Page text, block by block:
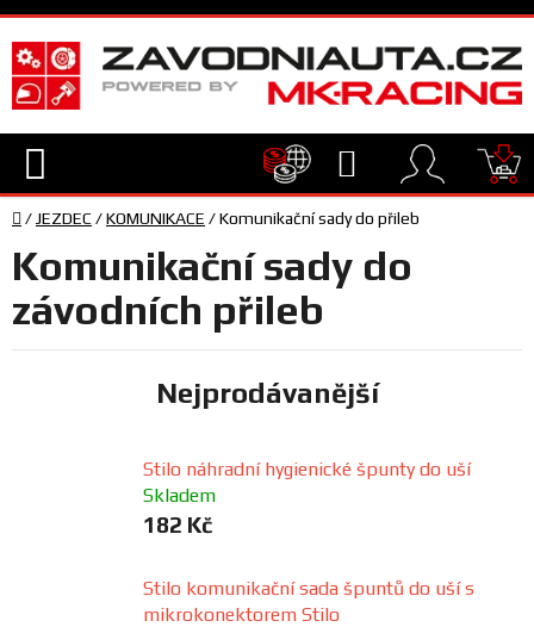
Přejít
na
obsah
Hledat
TECHNIKA
VYBAVENÍ
Domů
/ JEZDEC /KOMUNIKACE /Komunikační sady do přileb
Komunikační sady do
závodních přileb
Nejprodávanější
Stilo náhradní hygienické špunty do uší
Skladem
182 Kč
Stilo komunikační sada špuntů do uší s
mikrokonektorem Stilo